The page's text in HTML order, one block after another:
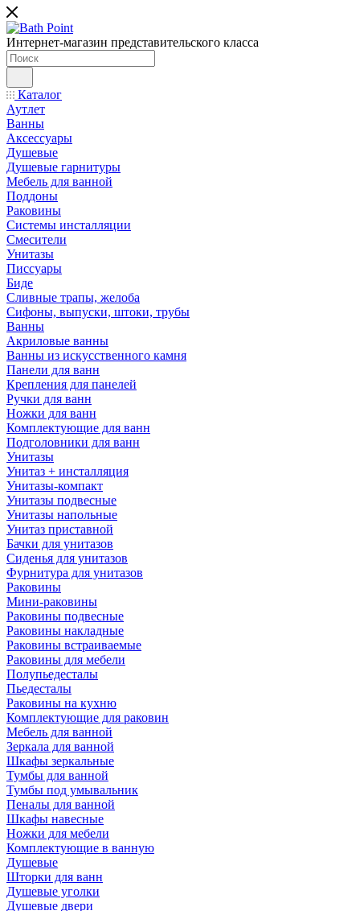
Интернет-магазин представительского класса
Каталог
Аутлет
Ванны
Аксессуары
Душевые
Душевые гарнитуры
Мебель для ванной
Поддоны
Раковины
Системы инсталляции
Смесители
Унитазы
Писсуары
Биде
Сливные трапы, желоба
Сифоны, выпуски, штоки, трубы
Ванны
Акриловые ванны
Ванны из искусственного камня
Панели для ванн
Крепления для панелей
Ручки для ванн
Ножки для ванн
Комплектующие для ванн
Подголовники для ванн
Унитазы
Унитаз + инсталляция
Унитазы-компакт
Унитазы подвесные
Унитазы напольные
Унитаз приставной
Бачки для унитазов
Сиденья для унитазов
Фурнитура для унитазов
Раковины
Мини-раковины
Раковины подвесные
Раковины накладные
Раковины встраиваемые
Раковины для мебели
Полупьедесталы
Пьедесталы
Раковины на кухню
Комплектующие для раковин
Мебель для ванной
Зеркала для ванной
Шкафы зеркальные
Тумбы для ванной
Тумбы под умывальник
Пеналы для ванной
Шкафы навесные
Ножки для мебели
Комплектующие в ванную
Душевые
Шторки для ванн
Душевые уголки
Душевые двери